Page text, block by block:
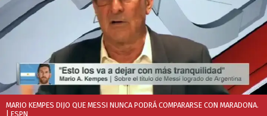
MARIO KEMPES DIJO QUE MESSI NUNCA PODRÁ COMPARARSE CON MARADONA.
| ESPN